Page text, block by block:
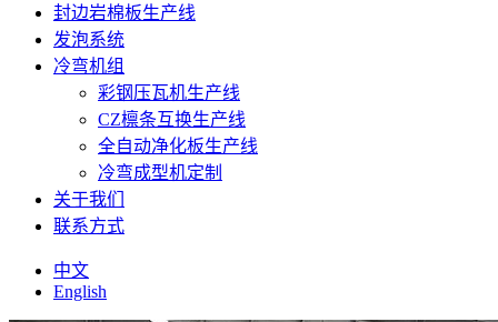
封边岩棉板生产线
发泡系统
冷弯机组
彩钢压瓦机生产线
CZ檩条互换生产线
全自动净化板生产线
冷弯成型机定制
关于我们
联系方式
中文
English